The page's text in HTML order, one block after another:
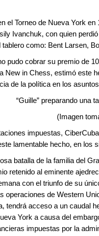
el Torneo de Nueva York
Ivanchuk, con quien
como: Bent Larsen,
pudo cobrar su premio de
New in Chess, estimó este
de la política en los
“Guille” preparando una
(Imagen
impuestas,
lamentable hecho, en los
batalla de la familia del
retenido al eminente
con el triunfo de su
operaciones de Western
tendrá acceso a un caudal
York a causa del
impuestas por la